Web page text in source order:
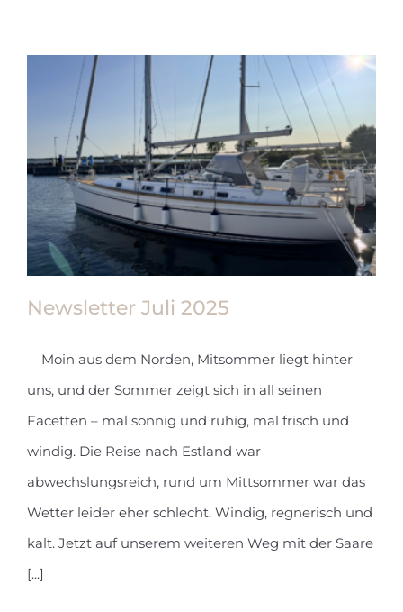
Newsletter Juli 2025
Newsletter Juli 2025
Moin aus dem Norden, Mitsommer liegt hinter
uns, und der Sommer zeigt sich in all seinen
Facetten – mal sonnig und ruhig, mal frisch und
windig. Die Reise nach Estland war
abwechslungsreich, rund um Mittsommer war das
Wetter leider eher schlecht. Windig, regnerisch und
kalt. Jetzt auf unserem weiteren Weg mit der Saare
[...]